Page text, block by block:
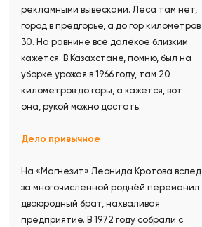
рекламными вывесками. Леса там нет,
город в предгорье, а до гор километров
30. На равнине всё далёкое близким
кажется. В Казахстане, помню, был на
уборке урожая в 1966 году, там 20
километров до горы, а кажется, вот
она, рукой можно достать.
Дело привычное
На «Магнезит» Леонида Кротова вслед
за многочисленной роднёй переманил
двоюродный брат, нахваливая
предприятие. В 1972 году собрали с